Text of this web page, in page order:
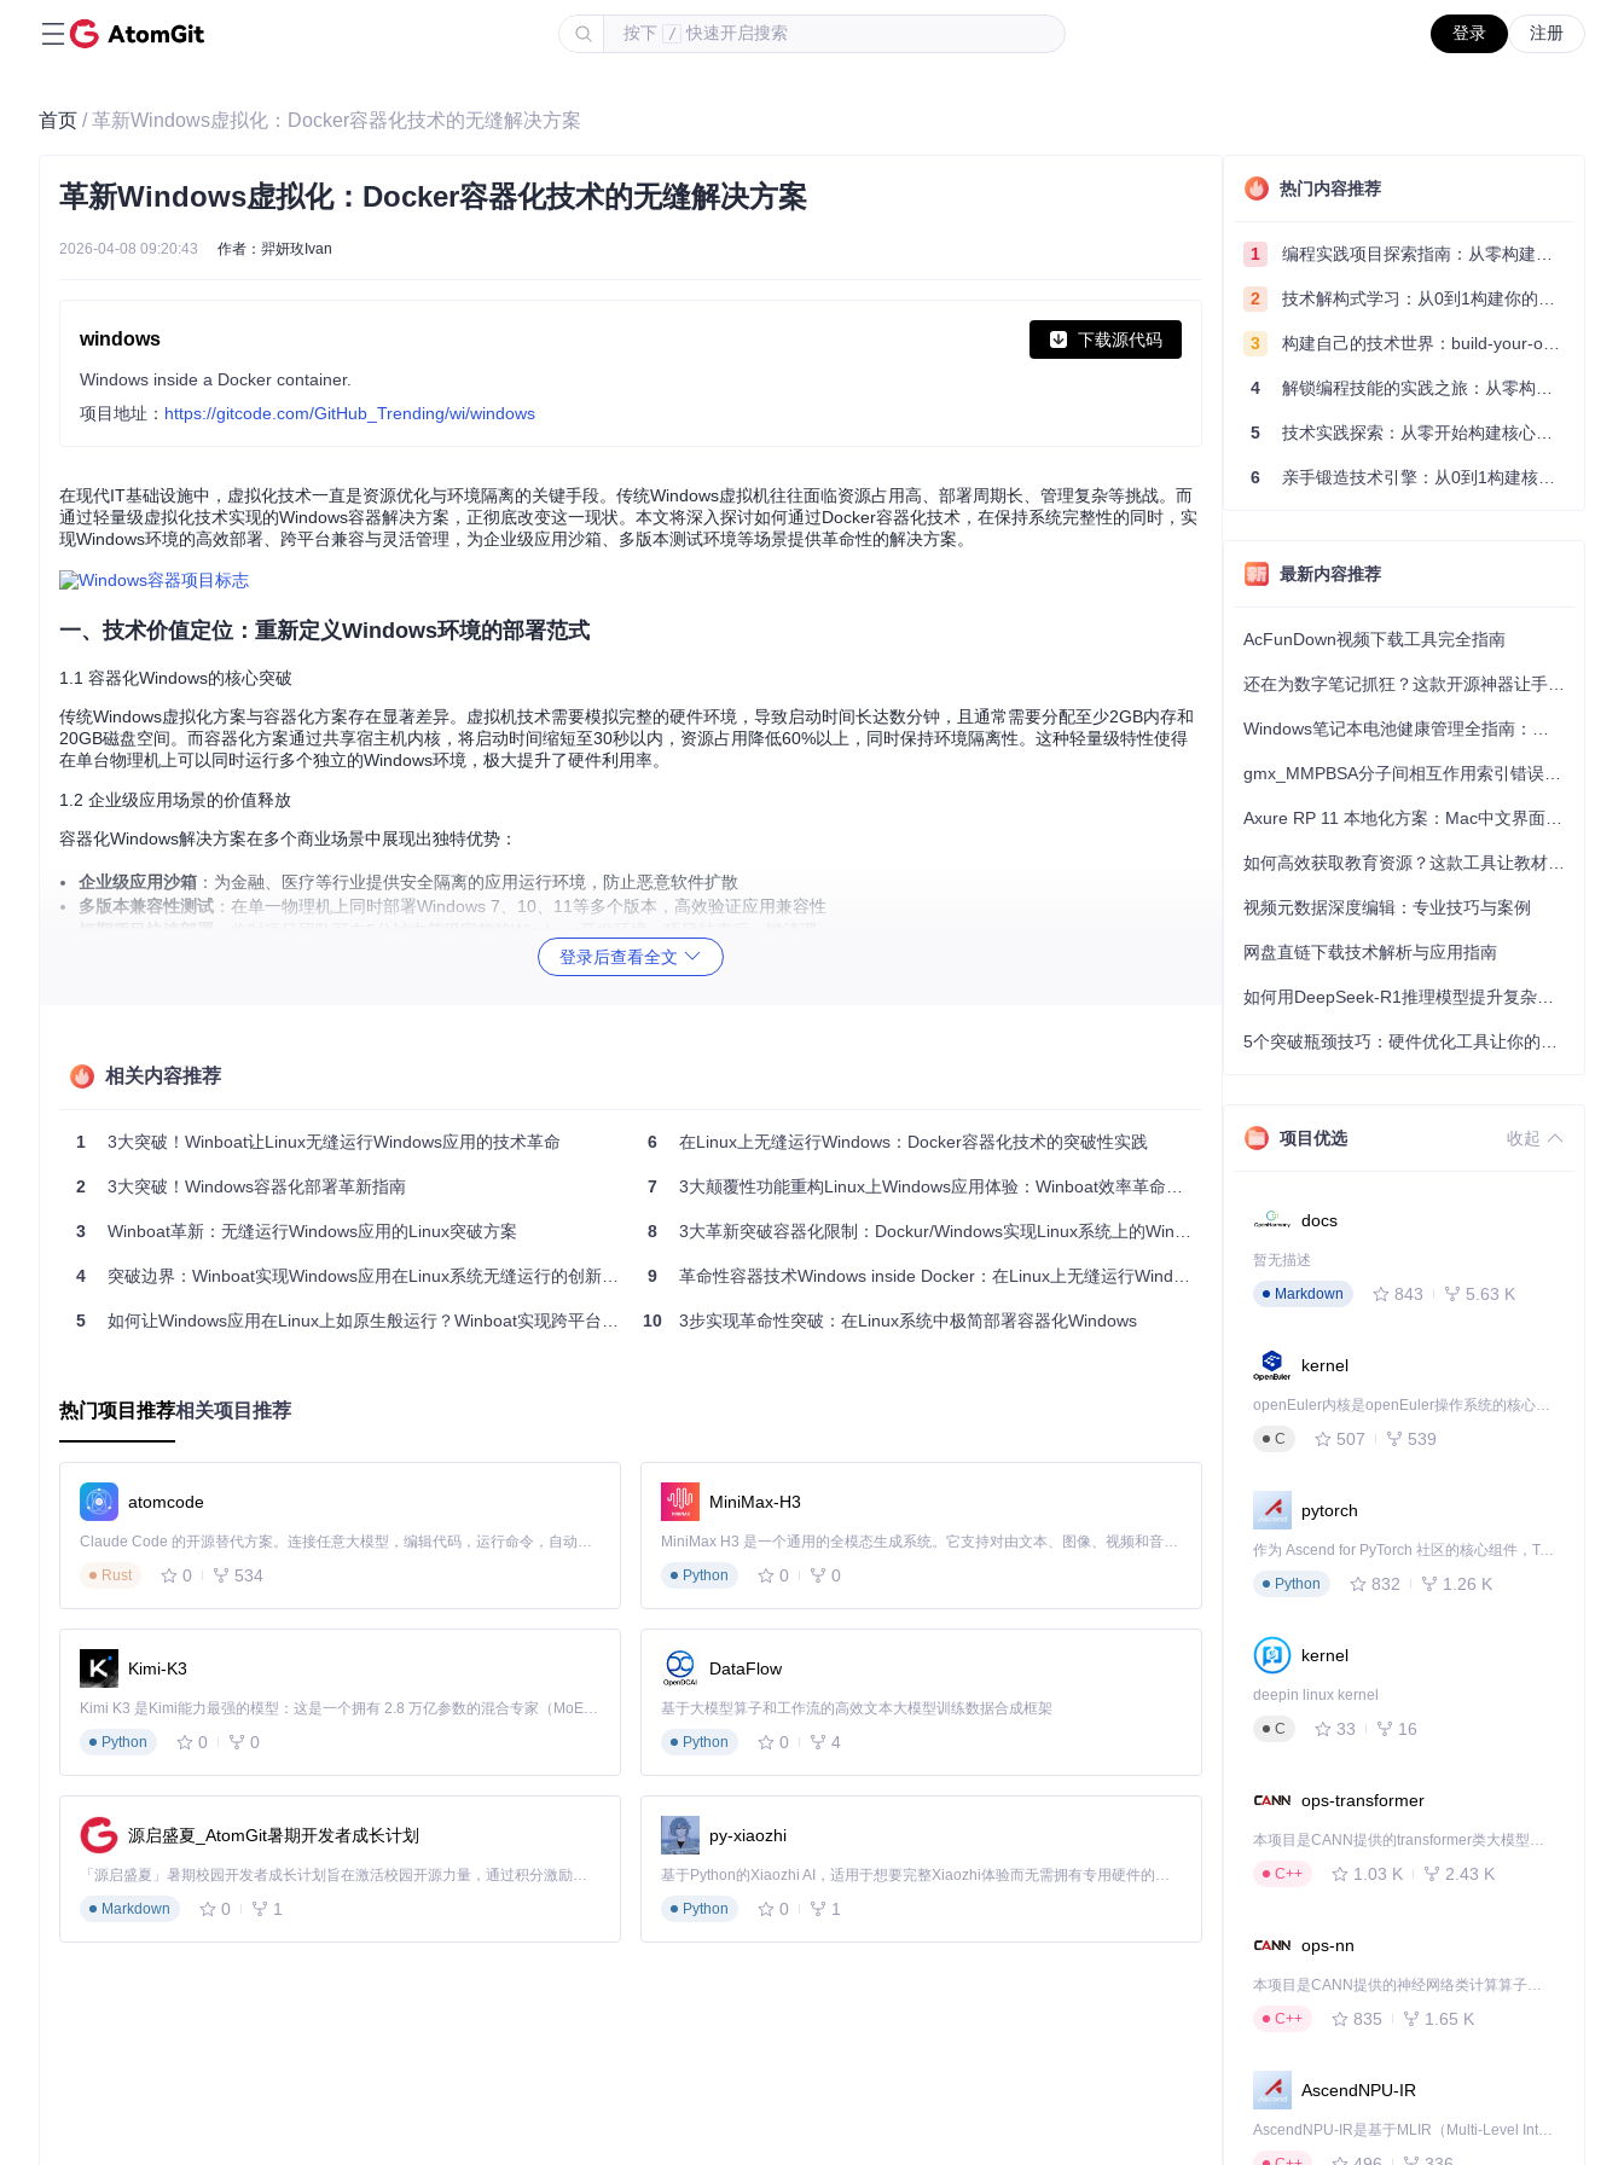
按下 / 快速开启搜索 登录 注册
首页 / 革新Windows虚拟化：Docker容器化技术的无缝解决方案
革新Windows虚拟化：Docker容器化技术的无缝解决方案
2026-04-08 09:20:43 作者：羿妍玫Ivan
windows 下载源代码
Windows inside a Docker container.
项目地址： https://gitcode.com/GitHub_Trending/wi/windows
在现代IT基础设施中，虚拟化技术一直是资源优化与环境隔离的关键手段。传统Windows虚拟机往往面临资源占用高、部署周期长、管理复杂等挑战。而
通过轻量级虚拟化技术实现的Windows容器解决方案，正彻底改变这一现状。本文将深入探讨如何通过Docker容器化技术，在保持系统完整性的同时，实
现Windows环境的高效部署、跨平台兼容与灵活管理，为企业级应用沙箱、多版本测试环境等场景提供革命性的解决方案。
一、技术价值定位：重新定义Windows环境的部署范式
1.1 容器化Windows的核心突破
传统Windows虚拟化方案与容器化方案存在显著差异。虚拟机技术需要模拟完整的硬件环境，导致启动时间长达数分钟，且通常需要分配至少2GB内存和
20GB磁盘空间。而容器化方案通过共享宿主机内核，将启动时间缩短至30秒以内，资源占用降低60%以上，同时保持环境隔离性。这种轻量级特性使得
在单台物理机上可以同时运行多个独立的Windows环境，极大提升了硬件利用率。
1.2 企业级应用场景的价值释放
容器化Windows解决方案在多个商业场景中展现出独特优势：
企业级应用沙箱 ：为金融、医疗等行业提供安全隔离的应用运行环境，防止恶意软件扩散
多版本兼容性测试 ：在单一物理机上同时部署Windows 7、10、11等多个版本，高效验证应用兼容性
：培训机构可快速为每位学员分配独立的Windows实验环境，降低硬件投入成本
通过Docker Compose实现Windows容器的一键部署，以下是针对企业测试环境的优化配置：
services:
image: dockurr/windows
environment:
RAM_SIZE: "4G"
# 分配4GB内存，适合应用测试
DISK_SIZE: "128G"
# 128GB磁盘空间，满足大多数测试需求
cap_add:
- 3390:3389
volumes:
- ./test_data:/storage # 持久化测试数据
restart: unless-stopped
💡 启用安全启动，并通过 --device /dev/vhost-net
AUT
OSTART: "yes"实现测试环境自动就绪。
2.2 多版本Windows环境矩阵部署
针对需要测试不同Windows版本兼容性的场景，可通过Docker Compose配置多实例环境：
version: '3.8'
services:
win11:
environment:
VERSION:
"11"
ports:
登录后查看全文
相关内容推荐
1 3大突破！Winboat让Linux无缝运行Windows应用的技术革命
2 3大突破！Windows容器化部署革新指南
3 Winboat革新：无缝运行Windows应用的Linux突破方案
4 突破边界：Winboat实现Windows应用在Linux系统无缝运行的创新方案
5 如何让Windows应用在Linux上如原生般运行？Winboat实现跨平台效率革命的技术解密
6 在Linux上无缝运行Windows：Docker容器化技术的突破性实践
7 3大颠覆性功能重构Linux上Windows应用体验：Winboat效率革命实战指南
8 3大革新突破容器化限制：Dockur/Windows实现Linux系统上的Windows无缝运行
9 革命性容器技术Windows inside Docker：在Linux上无缝运行Windows系统
10 3步实现革命性突破：在Linux系统中极简部署容器化Windows
热门项目推荐相关项目推荐
atomcode
Claude Code 的开源替代方案。连接任意大模型，编辑代码，运行命令，自动验证 — 全自动执行。用 Rust 构建，极致性能。 ｜ An open-source alternative to Claude Code. Connect any LLM, edit code, run commands, and verify changes — autonomously. Built in Rust for speed. Get Started
Rust
0 534
MiniMax-H3
MiniMax H3 是一个通用的全模态生成系统。它支持对由文本、图像、视频和音频组成的多模态上下文进行统一理解，并能生成分辨率高达 2K、时长可达 15 秒的带原生立体声音频的视频。得益于面向任务泛化的系统设计，H3 在预训练阶段就已具备广泛的多模态上下文理解与生成能力，能够出色地执行复杂的多模态指令。
Python
0 0
Kimi-K3
Kimi K3 是Kimi能力最强的模型：这是一个拥有 2.8 万亿参数的混合专家（MoE）模型，具备原生视觉理解能力，并支持 100 万 token 的上下文窗口。
Python
0 0
DataFlow
基于大模型算子和工作流的高效文本大模型训练数据合成框架
Python
0 4
源启盛夏_AtomGit暑期开发者成长计划
「源启盛夏」暑期校园开发者成长计划旨在激活校园开源力量，通过积分激励、认证扶持、资源倾斜等形式，引导高校组织和开发者完成「入驻 — 建项目 — 做贡献 — 获认证 — 得资源」的完整闭环。无论你是想带领社团入驻平台的组织者，还是希望用代码贡献证明自己的开发者，都能在这里找到属于你的成长路径。
Markdown
0 1
py-xiaozhi
基于Python的Xiaozhi AI，适用于想要完整Xiaozhi体验而无需拥有专用硬件的用户。
Python
0 1
热门内容推荐
1 编程实践项目探索指南：从零构建技术能力体系
2 技术解构式学习：从0到1构建你的编程知识体系
3 构建自己的技术世界：build-your-own-x项目的实践探索指南
4 解锁编程技能的实践之旅：从零构建你的技术世界
5 技术实践探索：从零开始构建核心系统的实践指南
6 亲手锻造技术引擎：从0到1构建核心系统的实践指南
最新内容推荐
AcFunDown视频下载工具完全指南
视频元数据深度编辑：专业技巧与案例
网盘直链下载技术解析与应用指南
项目优选 收起
docs
暂无描述
Markdown
843 5.63 K
kernel
openEuler内核是openEuler操作系统的核心，既是系统性能与稳定性的基石，也是连接处理器、设备与服务的桥梁。
C
507 539
pytorch
作为 Ascend for PyTorch 社区的核心组件，TorchNPU 是昇腾专为 PyTorch 打造的深度学习适配插件，使 PyTorch 框架能够直接调用昇腾 NPU，为开发者提供昇腾 AI 处理器的超强算力。
Python
832 1.26 K
kernel
deepin linux kernel
C
33 16
ops-transformer
本项目是CANN提供的transformer类大模型算子库，实现网络在NPU上加速计算。
C++
1.03 K 2.43 K
ops-nn
本项目是CANN提供的神经网络类计算算子库，实现网络在NPU上加速计算。
C++
835 1.65 K
AscendNPU-IR
AscendNPU-IR是基于MLIR（Multi-Level Intermediate Representation）构建的，面向昇腾亲和算子编译时使用的中间表示，提供昇腾完备表达能力，通过编译优化提升昇腾AI处理器计算效率，支持通过生态框架使能昇腾AI处理器与深度调优